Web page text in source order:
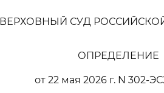
ВЕРХОВНЫЙ СУД
ОПРЕДЕЛЕНИЕ
от 22 мая 2026 г. N 302-